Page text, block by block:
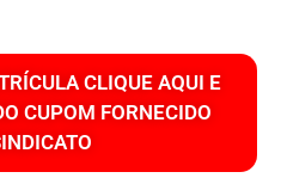
CLIQUE AQUI E
CUPOM FORNECIDO